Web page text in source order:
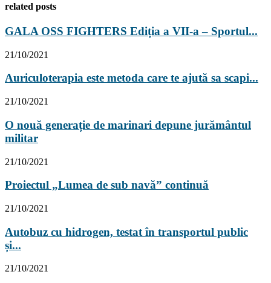
related posts
GALA OSS FIGHTERS Ediția a VII-a – Sportul...
21/10/2021
Auriculoterapia este metoda care te ajută sa scapi...
21/10/2021
O nouă generație de marinari depune jurământul
militar
21/10/2021
Proiectul „Lumea de sub navă” continuă
21/10/2021
Autobuz cu hidrogen, testat în transportul public
și...
21/10/2021